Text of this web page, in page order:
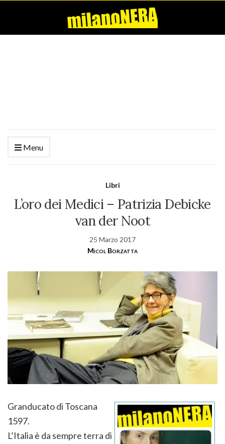
Menu
Libri
L’oro dei Medici – Patrizia Debicke
van der Noot
25 Marzo 2017
Micol Borzatta
Granducato di Toscana
1597.
L’Italia è da sempre terra di